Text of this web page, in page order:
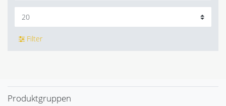
Filter
Produktgruppen